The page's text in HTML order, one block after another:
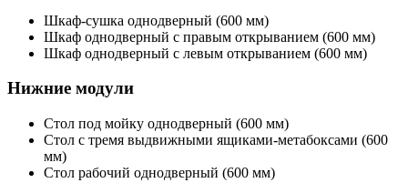
Шкаф-сушка однодверный (600 мм)
Шкаф однодверный с правым открыванием (600 мм)
Шкаф однодверный с левым открыванием (600 мм)
Нижние модули
Стол под мойку однодверный (600 мм)
Стол с тремя выдвижными ящиками-метабоксами (600
мм)
Стол рабочий однодверный (600 мм)